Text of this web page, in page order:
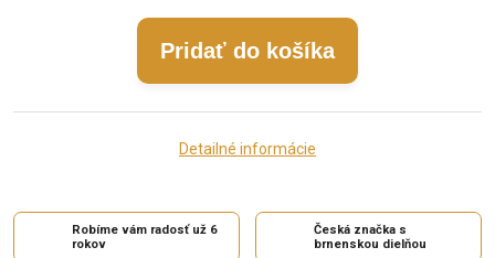
Pridať do košíka
Detailné informácie
Robíme vám radosť už 6
rokov
Česká značka s
brnenskou dielňou